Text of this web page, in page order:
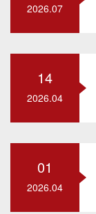
2026.07
14
2026.04
01
2026.04